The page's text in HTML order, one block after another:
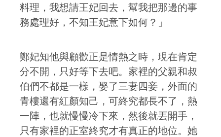
料理，我想請王妃回去，幫我把那邊的事
務處理好，不知王妃意下如何？」
鄭妃知他與顧歡正是情熱之時，現在肯定
分不開，只好等下去吧。家裡的父親和叔
伯們不都是一樣，娶了三妻四妾，外面的
青樓還有紅顏知己，可終究都長不了，熱
一陣，也就慢慢冷下來，然後就丟開手，
只有家裡的正室終究才有真正的地位。她